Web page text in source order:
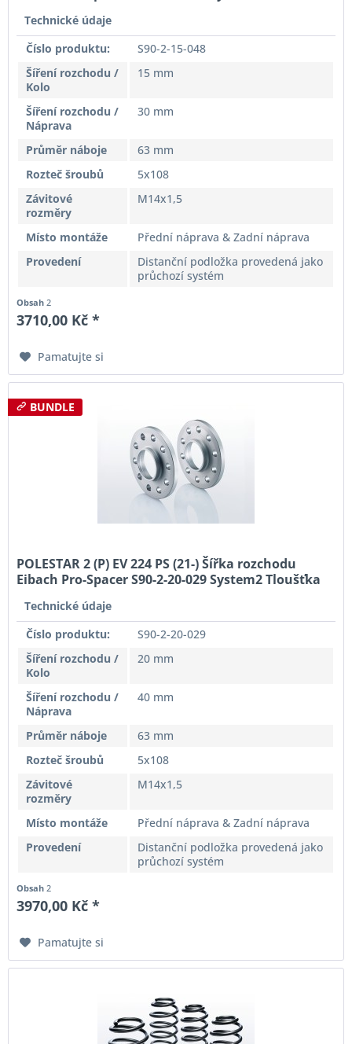
Technické údaje
Číslo produktu:
S90-2-15-048
Šíření rozchodu /
Kolo
15 mm
Šíření rozchodu /
Náprava
30 mm
Průměr náboje
63 mm
Rozteč šroubů
5x108
Závitové
rozměry
M14x1,5
Místo montáže
Přední náprava & Zadní náprava
Provedení
Distanční podložka provedená jako
průchozí systém
Obsah2
3710,00 Kč *
Pamatujte si
BUNDLE
POLESTAR 2 (P) EV 224 PS (21-) Šířka rozchodu
Eibach Pro-Spacer S90-2-20-029 System2 Tloušťka
Technické údaje
Číslo produktu:
S90-2-20-029
Šíření rozchodu /
Kolo
20 mm
Šíření rozchodu /
Náprava
40 mm
Průměr náboje
63 mm
Rozteč šroubů
5x108
Závitové
rozměry
M14x1,5
Místo montáže
Přední náprava & Zadní náprava
Provedení
Distanční podložka provedená jako
průchozí systém
Obsah2
3970,00 Kč *
Pamatujte si